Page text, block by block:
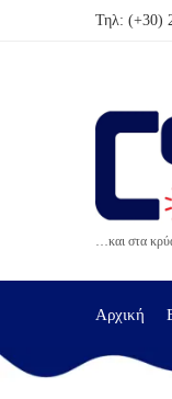
Τηλ: (+30)
…και στα
Αρχική